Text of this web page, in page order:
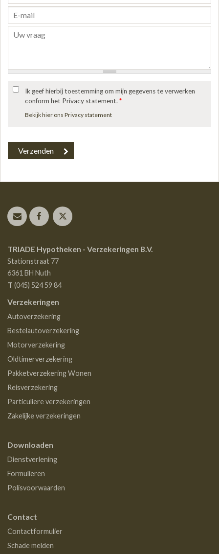
Ik geef hierbij toestemming om mijn gegevens te verwerken
conform het Privacy statement. *
Bekijk hier ons Privacy statement
TRIADE Hypotheken - Verzekeringen B.V.
Stationstraat 77
6361 BH Nuth
T (045) 524 59 84
Verzekeringen
Autoverzekering
Bestelautoverzekering
Motorverzekering
Oldtimerverzekering
Pakketverzekering Wonen
Reisverzekering
Particuliere verzekeringen
Zakelijke verzekeringen
Downloaden
Dienstverlening
Formulieren
Polisvoorwaarden
Contact
Contactformulier
Schade melden